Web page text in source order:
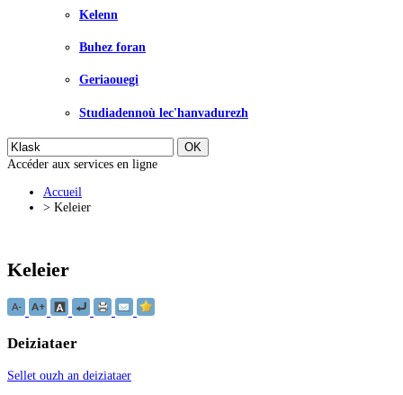
Kelenn
Buhez foran
Geriaouegi
Studiadennoù lec'hanvadurezh
Accéder aux services en ligne
Accueil
> Keleier
Keleier
Deiziataer
Sellet ouzh an deiziataer